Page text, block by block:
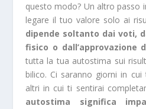
questo modo? Un altro passo
legare il tuo valore solo ai
dipende soltanto dai voti,
fisico o dall’approvazione
tutta la tua autostima sui
bilico. Ci saranno giorni in cui
altri in cui ti sentirai
autostima significa